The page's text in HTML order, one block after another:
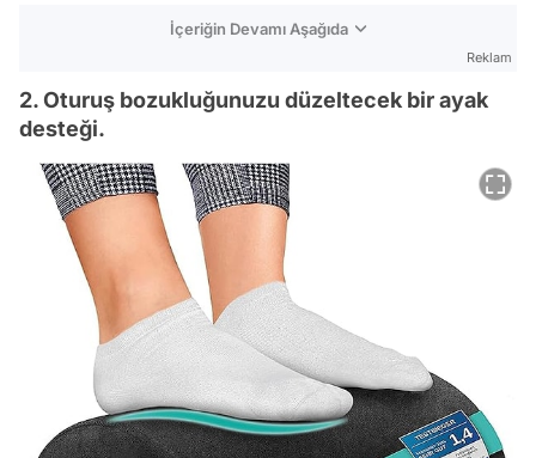
İçeriğin Devamı Aşağıda
Reklam
2. Oturuş bozukluğunuzu düzeltecek bir ayak
desteği.